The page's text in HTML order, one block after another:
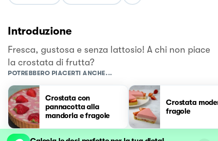
Introduzione
Fresca, gustosa e senza lattosio! A chi non piace
la crostata di frutta?
POTREBBERO PIACERTI ANCHE...
Crostata con
pannacotta alla
mandorla e fragole
Crostata
fragole